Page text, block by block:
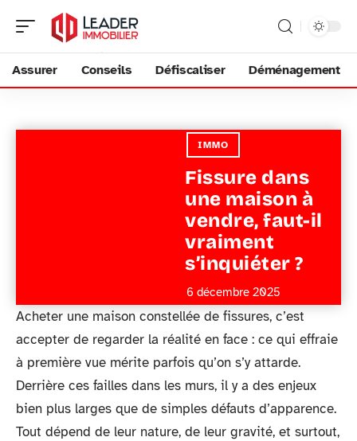
Assurer Conseils Défiscaliser Déménagement
IMMO
Fissure dans
une maison à
vendre, faut-il
vraiment
s’inquiéter ?
6 décembre 2025
Acheter une maison constellée de fissures, c’est
accepter de regarder la réalité en face : ce qui effraie
à première vue mérite parfois qu’on s’y attarde.
Derrière ces failles dans les murs, il y a des enjeux
bien plus larges que de simples défauts d’apparence.
Tout dépend de leur nature, de leur gravité, et surtout,